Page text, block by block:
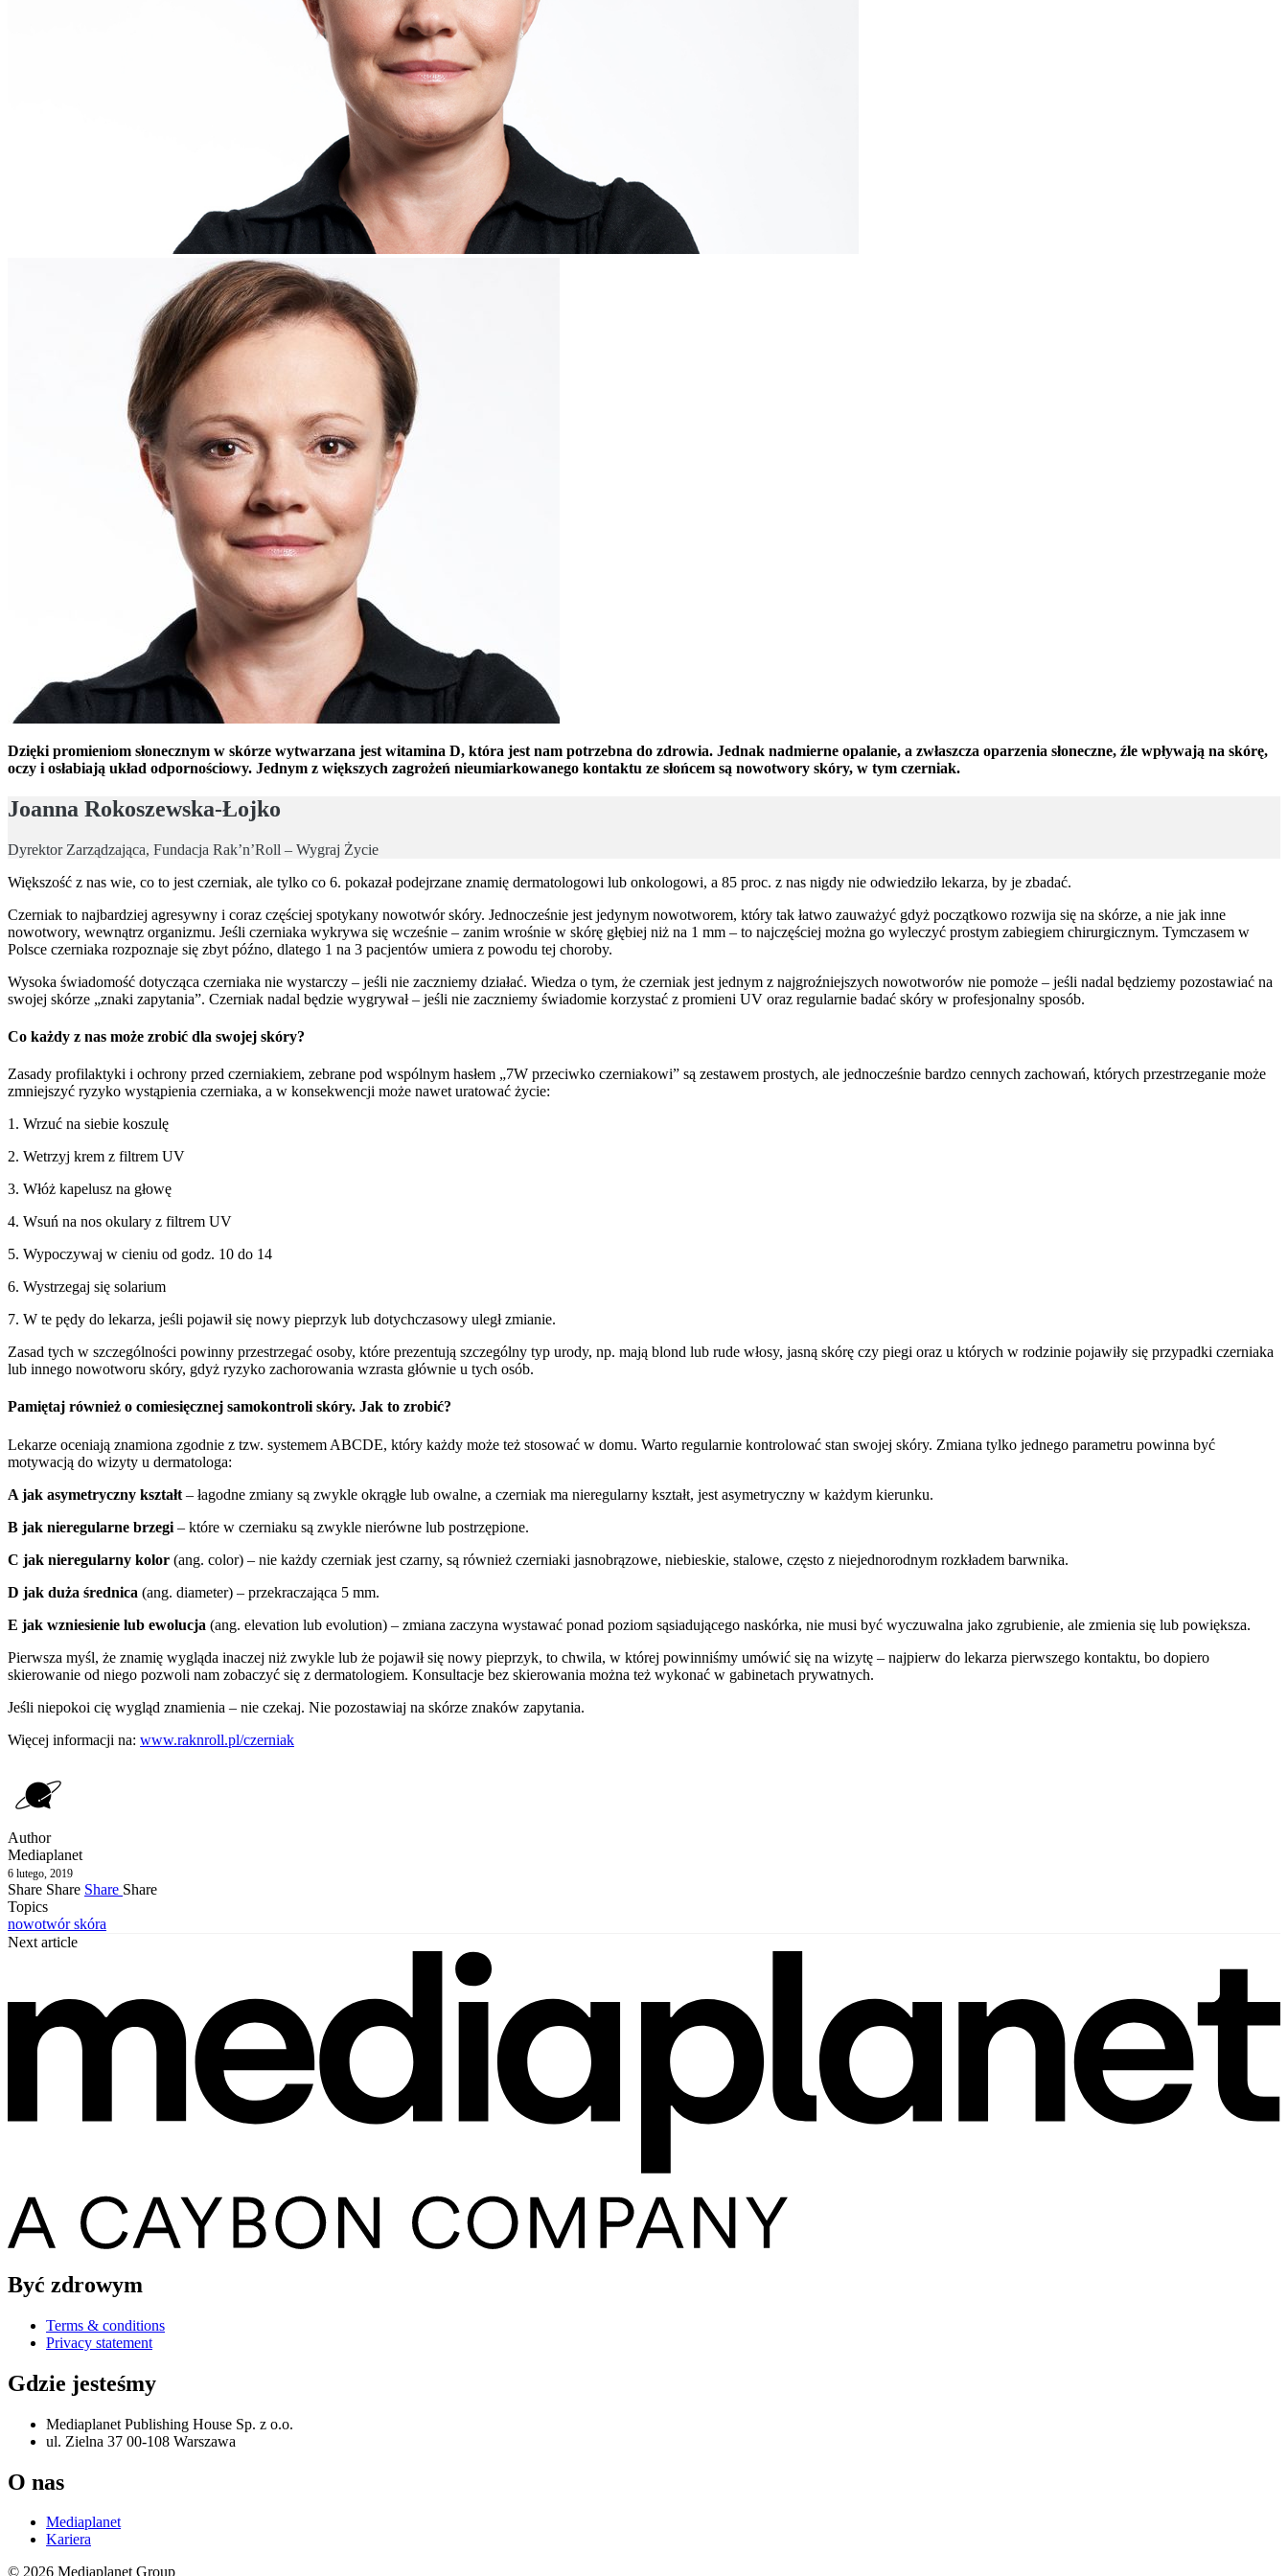
Dzięki promieniom słonecznym w skórze wytwarzana jest witamina D, która jest nam potrzebna do zdrowia. Jednak nadmierne opalanie, a zwłaszcza oparzenia słoneczne, źle wpływają na skórę,
oczy i osłabiają układ odpornościowy. Jednym z większych zagrożeń nieumiarkowanego kontaktu ze słońcem są nowotwory skóry, w tym czerniak.
Joanna Rokoszewska-Łojko
Dyrektor Zarządzająca, Fundacja Rak’n’Roll – Wygraj Życie
Większość z nas wie, co to jest czerniak, ale tylko co 6. pokazał podejrzane znamię dermatologowi lub onkologowi, a 85 proc. z nas nigdy nie odwiedziło lekarza, by je zbadać.
Czerniak to najbardziej agresywny i coraz częściej spotykany nowotwór skóry. Jednocześnie jest jedynym nowotworem, który tak łatwo zauważyć gdyż początkowo rozwija się na skórze, a nie jak inne
nowotwory, wewnątrz organizmu. Jeśli czerniaka wykrywa się wcześnie – zanim wrośnie w skórę głębiej niż na 1 mm – to najczęściej można go wyleczyć prostym zabiegiem chirurgicznym. Tymczasem w
Polsce czerniaka rozpoznaje się zbyt późno, dlatego 1 na 3 pacjentów umiera z powodu tej choroby.
Wysoka świadomość dotycząca czerniaka nie wystarczy – jeśli nie zaczniemy działać. Wiedza o tym, że czerniak jest jednym z najgroźniejszych nowotworów nie pomoże – jeśli nadal będziemy pozostawiać na
swojej skórze „znaki zapytania”. Czerniak nadal będzie wygrywał – jeśli nie zaczniemy świadomie korzystać z promieni UV oraz regularnie badać skóry w profesjonalny sposób.
Co każdy z nas może zrobić dla swojej skóry?
Zasady profilaktyki i ochrony przed czerniakiem, zebrane pod wspólnym hasłem „7W przeciwko czerniakowi” są zestawem prostych, ale jednocześnie bardzo cennych zachowań, których przestrzeganie może
zmniejszyć ryzyko wystąpienia czerniaka, a w konsekwencji może nawet uratować życie:
1. Wrzuć na siebie koszulę
2. Wetrzyj krem z filtrem UV
3. Włóż kapelusz na głowę
4. Wsuń na nos okulary z filtrem UV
5. Wypoczywaj w cieniu od godz. 10 do 14
6. Wystrzegaj się solarium
7. W te pędy do lekarza, jeśli pojawił się nowy pieprzyk lub dotychczasowy uległ zmianie.
Zasad tych w szczególności powinny przestrzegać osoby, które prezentują szczególny typ urody, np. mają blond lub rude włosy, jasną skórę czy piegi oraz u których w rodzinie pojawiły się przypadki czerniaka
lub innego nowotworu skóry, gdyż ryzyko zachorowania wzrasta głównie u tych osób.
Pamiętaj również o comiesięcznej samokontroli skóry. Jak to zrobić?
Lekarze oceniają znamiona zgodnie z tzw. systemem ABCDE, który każdy może też stosować w domu. Warto regularnie kontrolować stan swojej skóry. Zmiana tylko jednego parametru powinna być
motywacją do wizyty u dermatologa:
A jak asymetryczny kształt – łagodne zmiany są zwykle okrągłe lub owalne, a czerniak ma nieregularny kształt, jest asymetryczny w każdym kierunku.
B jak nieregularne brzegi – które w czerniaku są zwykle nierówne lub postrzępione.
C jak nieregularny kolor (ang. color) – nie każdy czerniak jest czarny, są również czerniaki jasnobrązowe, niebieskie, stalowe, często z niejednorodnym rozkładem barwnika.
D jak duża średnica (ang. diameter) – przekraczająca 5 mm.
E jak wzniesienie lub ewolucja (ang. elevation lub evolution) – zmiana zaczyna wystawać ponad poziom sąsiadującego naskórka, nie musi być wyczuwalna jako zgrubienie, ale zmienia się lub powiększa.
Pierwsza myśl, że znamię wygląda inaczej niż zwykle lub że pojawił się nowy pieprzyk, to chwila, w której powinniśmy umówić się na wizytę – najpierw do lekarza pierwszego kontaktu, bo dopiero
skierowanie od niego pozwoli nam zobaczyć się z dermatologiem. Konsultacje bez skierowania można też wykonać w gabinetach prywatnych.
Jeśli niepokoi cię wygląd znamienia – nie czekaj. Nie pozostawiaj na skórze znaków zapytania.
Więcej informacji na: www.raknroll.pl/czerniak
Author
Mediaplanet
6 lutego, 2019
Share Share Share Share
Topics
nowotwórskóra
Next article
Być zdrowym
Terms & conditions
Privacy statement
Gdzie jesteśmy
Mediaplanet Publishing House Sp. z o.o.
ul. Zielna 37 00-108 Warszawa
O nas
Mediaplanet
Kariera
© 2026 Mediaplanet Group